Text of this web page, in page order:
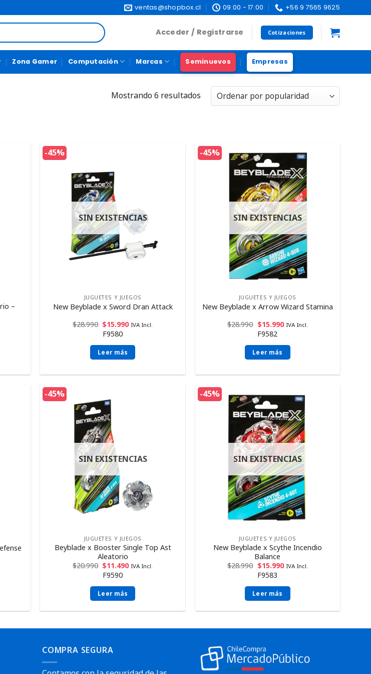
ventas@shopbox.cl 09:00 - 17:00 +56 9 7565 9625
Acceder / Registrarse Cotizaciones
Zona Gamer Computación Marcas Seminuevos Empresas
Mostrando 6 resultados
–
-45%
SIN EXISTENCIAS
JUGUETES Y JUEGOS
New Beyblade x Sword Dran Attack
$28.990 $15.990 IVA Incl.
F9580
Leer más
-45%
SIN EXISTENCIAS
JUGUETES Y JUEGOS
New Beyblade x Arrow Wizard Stamina
$28.990 $15.990 IVA Incl.
F9582
Leer más
-45%
SIN EXISTENCIAS
JUGUETES Y JUEGOS
Beyblade x Booster Single Top Ast
Aleatorio
$20.990 $11.490 IVA Incl.
F9590
Leer más
-45%
SIN EXISTENCIAS
JUGUETES Y JUEGOS
New Beyblade x Scythe Incendio
Balance
$28.990 $15.990 IVA Incl.
F9583
Leer más
COMPRA SEGURA